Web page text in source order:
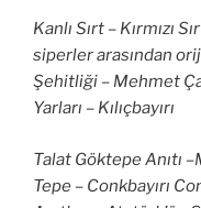
Kanlı Sırt – Kırmızı
siperler arasından
Şehitliği – Mehmet
Yarları – Kılıçbayırı
Talat Göktepe Anıtı
Tepe – Conkbayırı